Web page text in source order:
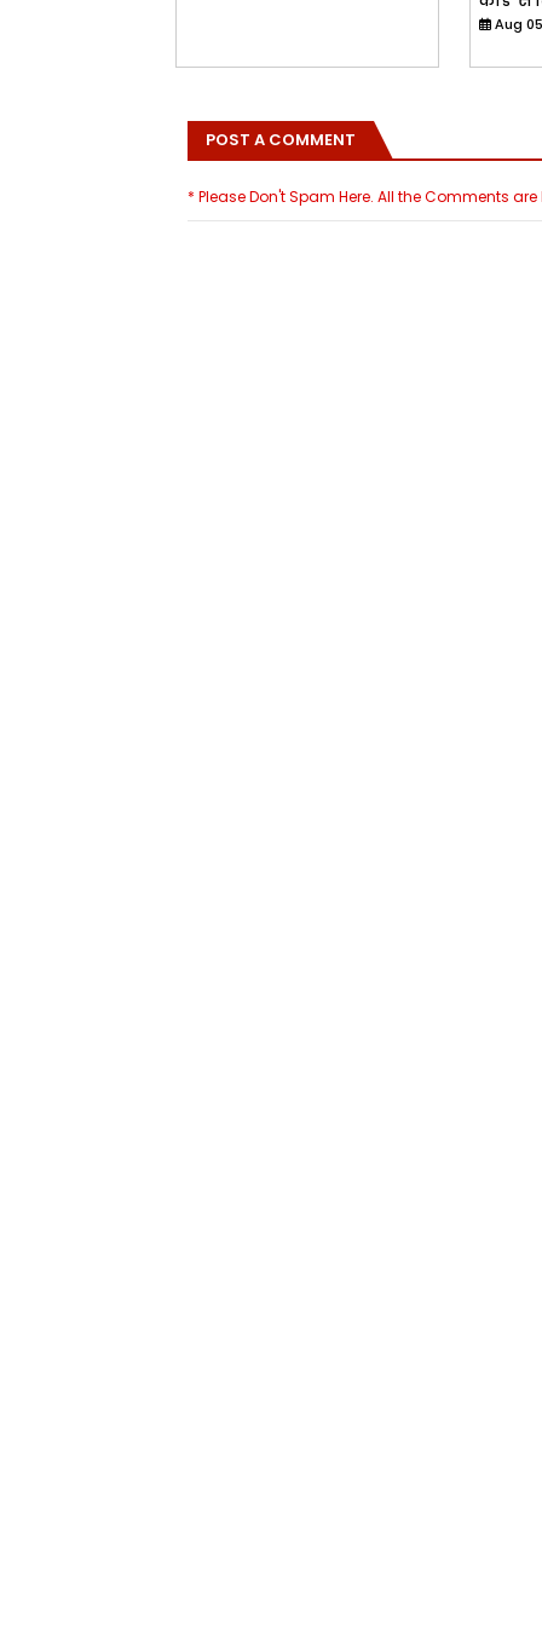
Aug
POST A COMMENT
* Please Don't Spam Here. All the Comments